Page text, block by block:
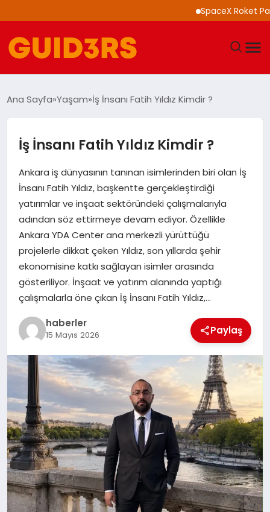
SpaceX Roket Parçası
YAŞAM
TEKNOLOJI
SPOR
SAĞLIK
EKONOMI
MAGAZIN
Ana Sayfa Yaşam İş İnsanı Fatih Yıldız Kimdir ?
İş İnsanı Fatih Yıldız Kimdir ?
Ankara iş dünyasının tanınan isimlerinden biri olan İş
İnsanı Fatih Yıldız, başkentte gerçekleştirdiği
yatırımlar ve inşaat sektöründeki çalışmalarıyla
adından söz ettirmeye devam ediyor. Özellikle
Ankara YDA Center ana merkezli yürüttüğü
projelerle dikkat çeken Yıldız, son yıllarda şehir
ekonomisine katkı sağlayan isimler arasında
gösteriliyor. İnşaat ve yatırım alanında yaptığı
çalışmalarla öne çıkan İş İnsanı Fatih Yıldız,…
haberler
15 Mayıs 2026 Paylaş